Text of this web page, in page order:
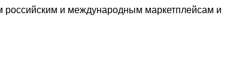
российским и международным маркетплейсам и